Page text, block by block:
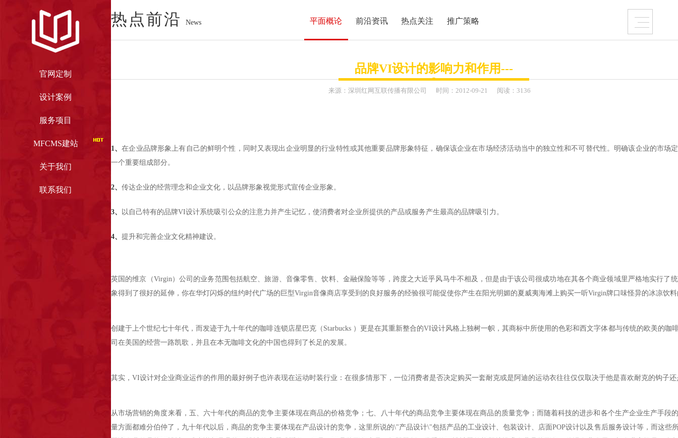
官网定制
让我们一起来创造更大的奇迹！
官网定制
设计案例
服务项目
MFCMS建站
关于我们
联系我们
热点前沿 News 平面概论 前沿资讯 热点关注 推广策略
品牌VI设计的影响力和作用---
来源： 深圳红网互联传播有限公司 时间： 2012-09-21 阅读：3136
1、在企业品牌形象上有自己的鲜明个性，同时又表现出企业明显的行业特性或其他重要品牌形象特征，确保该企业在市场经济活动当中的独立性和不可替代性。明确该企业的市场
一个重要组成部分。
2、 传达企业的经营理念和企业文化，以品牌形象视觉形式宣传企业形象。
3、 以自己特有的品牌VI设计系统吸引公众的注意力并产生记忆，使消费者对企业所提供的产品或服务产生最高的品牌吸引力。
4、 提升和完善企业文化精神建设。
英国的维京（Virgin）公司的业务范围包括航空、旅游、音像零售、饮料、金融保险等等，跨度之大近乎风马牛不相及，但是由于该公司很成功地在其各个商业领域里严格地实行了
象得到了很好的延伸，你在华灯闪烁的纽约时代广场的巨型Virgin音像商店享受到的良好服务的经验很可能促使你产生在阳光明媚的夏威夷海滩上购买一听Virgin牌口味怪异的冰凉饮
创建于上个世纪七十年代，而发迹于九十年代的咖啡连锁店星巴克（Starbucks ）更是在其重新整合的VI设计风格上独树一帜，其商标中所使用的色彩和西文字体都与传统的欧美的咖
司在美国的经营一路凯歌，并且在本无咖啡文化的中国也得到了长足的发展。
其实，VI设计对企业商业运作的作用的最好例子也许表现在运动时装行业：在很多情形下，一位消费者是否决定购买一套耐克或是阿迪的运动衣往往仅仅取决于他是喜欢耐克的钩子
从市场营销的角度来看，五、六十年代的商品的竞争主要体现在商品的价格竞争；七、八十年代的商品竞争主要体现在商品的质量竞争；而随着科技的进步和各个生产企业生产手段
量方面都难分伯仲了，九十年代以后，商品的竞争主要体现在产品设计的竞争，这里所说的\"产品设计\"包括产品的工业设计、包装设计、店面POP设计以及售后服务设计等，而这些